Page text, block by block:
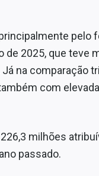
pelo
de 2025, que teve
na comparação
com elevada
milhões
passado.